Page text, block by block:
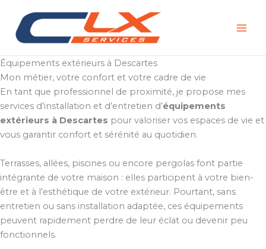
contenu
Équipements extérieurs à Descartes
Mon métier, votre confort et votre cadre de vie
En tant que professionnel de proximité, je propose mes
services d’installation et d’entretien d’équipements
extérieurs à Descartes pour valoriser vos espaces de vie et
vous garantir confort et sérénité au quotidien.
Terrasses, allées, piscines ou encore pergolas font partie
intégrante de votre maison : elles participent à votre bien-
être et à l’esthétique de votre extérieur. Pourtant, sans
entretien ou sans installation adaptée, ces équipements
peuvent rapidement perdre de leur éclat ou devenir peu
fonctionnels.